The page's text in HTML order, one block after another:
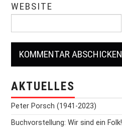
WEBSITE
AKTUELLES
Peter Porsch (1941-2023)
Buchvorstellung: Wir sind ein Folk!